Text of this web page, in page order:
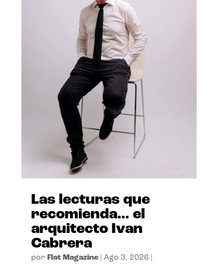
Las lecturas que
recomienda… el
arquitecto Ivan
Cabrera
por Flat Magazine| Ago 3, 2026